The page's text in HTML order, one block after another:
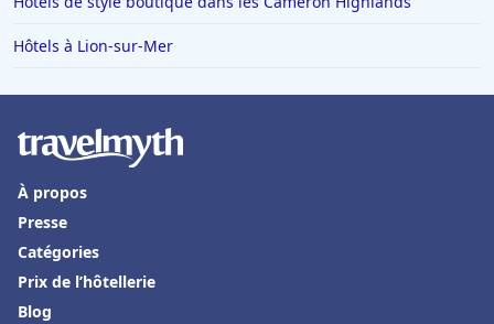
Hôtels à Lion-sur-Mer
À propos
Presse
Catégories
Prix de l’hôtellerie
Blog